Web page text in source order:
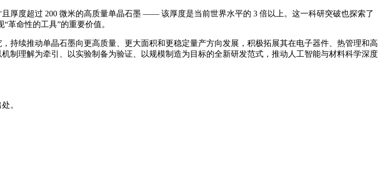
厚度超过 200 微米的高质量单晶石墨 —— 该厚度是当前世界水平的 3 倍以上。这一科研突破也探索了
革命性的工具”的重要价值。
持续推动单晶石墨向更高质量、更大面积和更稳定量产方向发展，积极拓展其在电子器件、热管理和高
制理解为牵引、以实验制备为验证、以规模制造为目标的全新研发范式，推动人工智能与材料科学深度
。